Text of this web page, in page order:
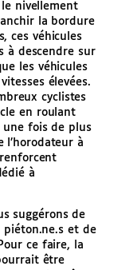
nivellement
la bordure
ces véhicules
à descendre sur
les véhicules
élevées.
cyclistes
en roulant
fois de plus
l’horodateur à
à
suggérons de
et de
ce faire, la
être